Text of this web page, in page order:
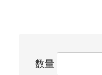
数量